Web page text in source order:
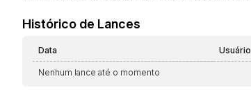
Histórico de Lances
Data Usuário
Nenhum lance até o momento